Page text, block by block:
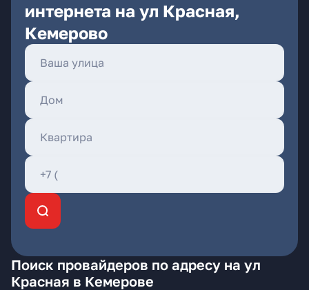
интернета на ул Красная,
Кемерово
Поиск провайдеров по адресу на ул
Красная в Кемерове